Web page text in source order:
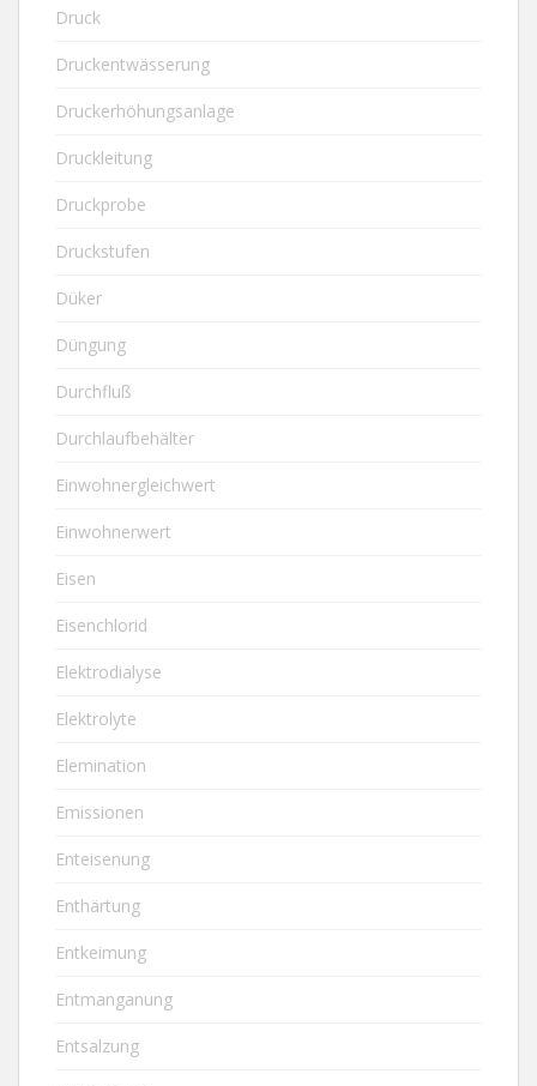
Druck
Druckentwässerung
Druckerhöhungsanlage
Druckleitung
Druckprobe
Druckstufen
Düker
Düngung
Durchfluß
Durchlaufbehälter
Einwohnergleichwert
Einwohnerwert
Eisen
Eisenchlorid
Elektrodialyse
Elektrolyte
Elemination
Emissionen
Enteisenung
Enthärtung
Entkeimung
Entmanganung
Entsalzung